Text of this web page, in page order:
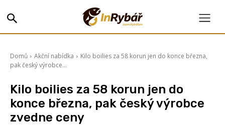
Domů Akční nabídka
Kilo boilies za 58 korun jen do konce března,
pak český výrobce...
Kilo boilies za 58 korun jen do
konce března, pak český výrobce
zvedne ceny